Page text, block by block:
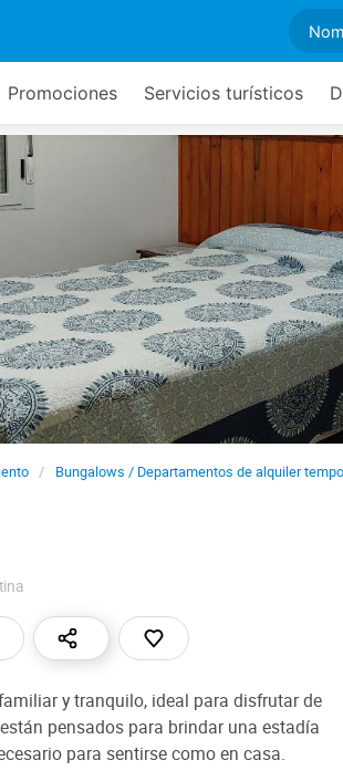
Promociones Servicios turísticos
Bungalows / Departamentos de alquiler
y tranquilo, ideal para disfrutar de
pensados para brindar una estadía
para sentirse como en casa.